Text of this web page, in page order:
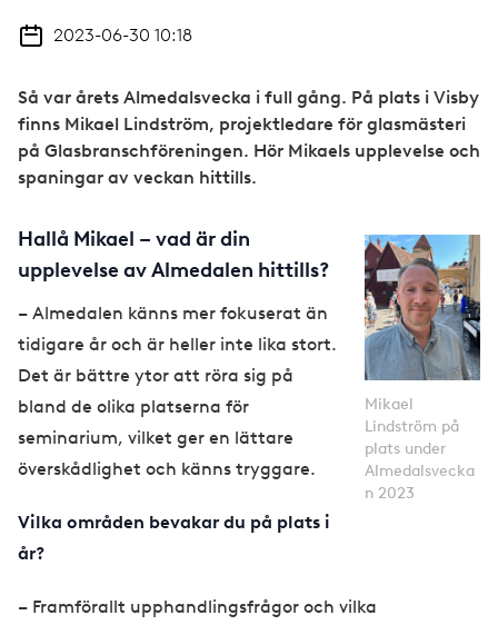
2023-06-30 10:18
Så var årets Almedalsvecka i full gång. På plats i Visby
finns Mikael Lindström, projektledare för glasmästeri
på Glasbranschföreningen. Hör Mikaels upplevelse och
spaningar av veckan hittills.
Mikael
Lindström på
plats under
Almedalsvecka
n 2023
Hallå Mikael – vad är din
upplevelse av Almedalen hittills?
– Almedalen känns mer fokuserat än
tidigare år och är heller inte lika stort.
Det är bättre ytor att röra sig på
bland de olika platserna för
seminarium, vilket ger en lättare
överskådlighet och känns tryggare.
Vilka områden bevakar du på plats i
år?
– Framförallt upphandlingsfrågor och vilka